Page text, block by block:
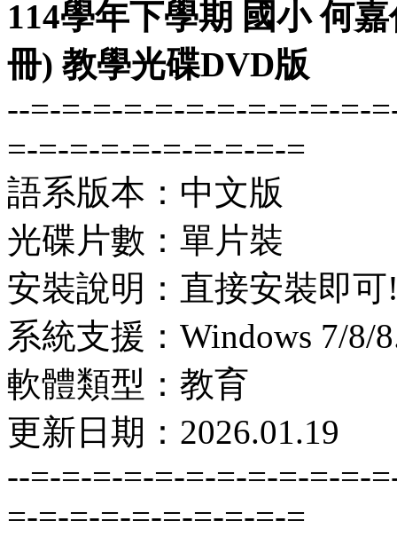
114學年下學期 國小 何
冊) 教學光碟DVD版
--=-=-=-=-=-=-=-=-=-=-=-
=-=-=-=-=-=-=-=-=-=
語系版本：中文版
光碟片數：單片裝
安裝說明：直接安裝即可
系統支援：Windows 7/8/
軟體類型：教育
更新日期：2026.01.19
--=-=-=-=-=-=-=-=-=-=-=-
=-=-=-=-=-=-=-=-=-=